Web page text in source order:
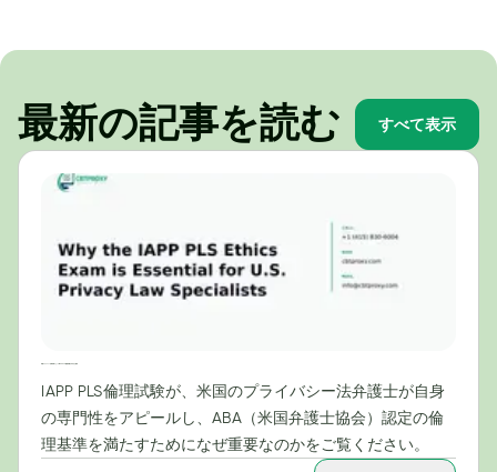
最新の記事を読む すべて表示
IAPP PLS倫理試験が、米国のプライバシー法弁護士が自身
の専門性をアピールし、ABA（米国弁護士協会）認定の倫
理基準を満たすためになぜ重要なのかをご覧ください。